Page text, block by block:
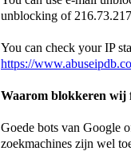
unblocking of
You can check your IP
https://
Waarom blokkeren wij
Goede bots van Google
zoekmachines zijn wel